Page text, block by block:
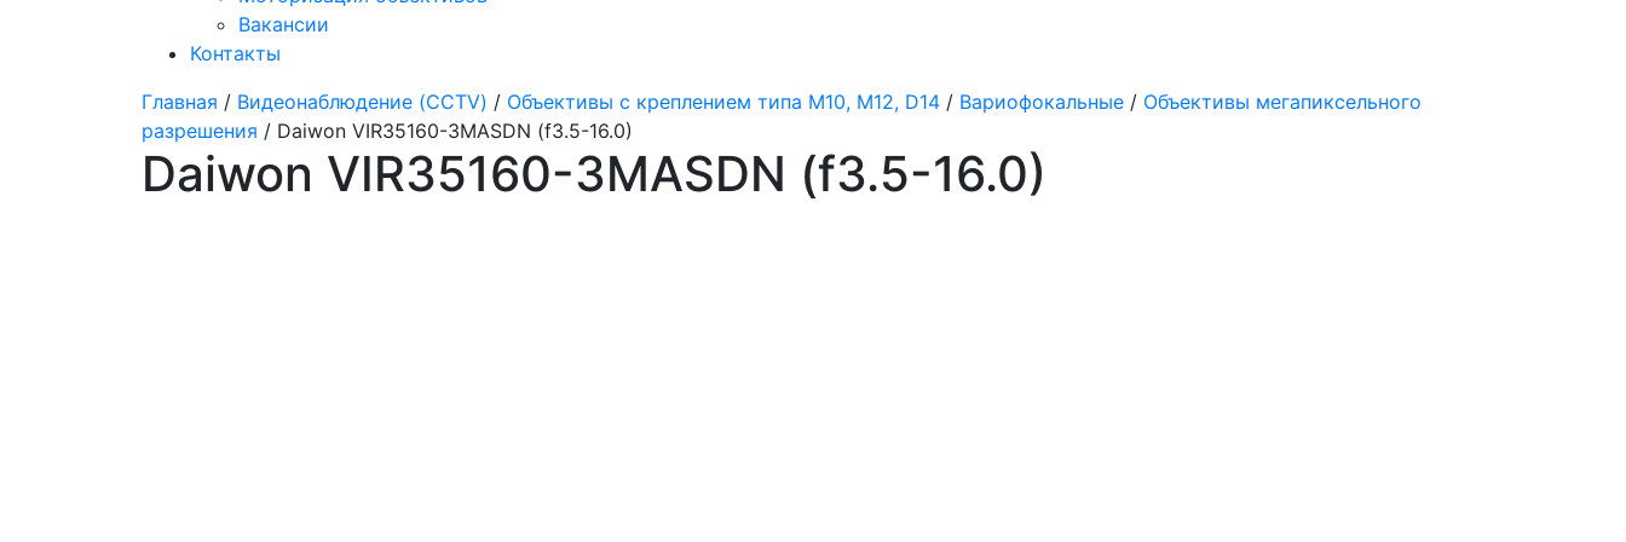
Вакансии
Контакты
Главная / Видеонаблюдение (CCTV) / Объективы с креплением типа M10, M12, D14 / Вариофокальные / Объективы мегапиксельного
разрешения / Daiwon VIR35160-3MASDN (f3.5-16.0)
Daiwon VIR35160-3MASDN (f3.5-16.0)